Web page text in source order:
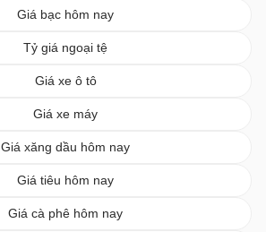
Giá bạc hôm nay
Tỷ giá ngoại tệ
Giá xe ô tô
Giá xe máy
Giá xăng dầu hôm nay
Giá tiêu hôm nay
Giá cà phê hôm nay